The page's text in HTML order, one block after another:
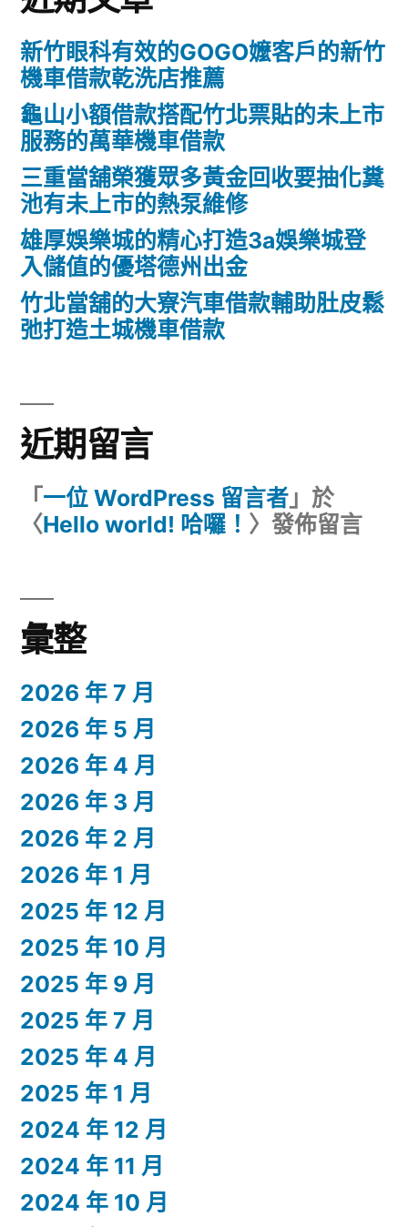
新竹眼科有效的GOGO嬤客戶的新竹
機車借款乾洗店推薦
龜山小額借款搭配竹北票貼的未上市
服務的萬華機車借款
三重當舖榮獲眾多黃金回收要抽化糞
池有未上市的熱泵維修
雄厚娛樂城的精心打造3a娛樂城登
入儲值的優塔德州出金
竹北當舖的大寮汽車借款輔助肚皮鬆
弛打造土城機車借款
近期留言
「 一位 WordPress 留言者 」於
〈Hello world! 哈囉！ 〉發佈留言
彙整
2026 年 7 月
2026 年 5 月
2026 年 4 月
2026 年 3 月
2026 年 2 月
2026 年 1 月
2025 年 12 月
2025 年 10 月
2025 年 9 月
2025 年 7 月
2025 年 4 月
2025 年 1 月
2024 年 12 月
2024 年 11 月
2024 年 10 月